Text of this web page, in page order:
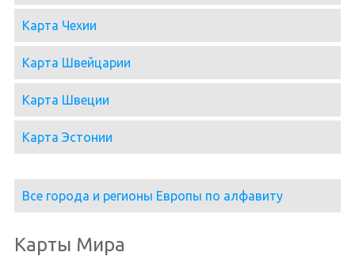
Карта Чехии
Карта Швейцарии
Карта Швеции
Карта Эстонии
Все города и регионы Европы по алфавиту
Карты Мира